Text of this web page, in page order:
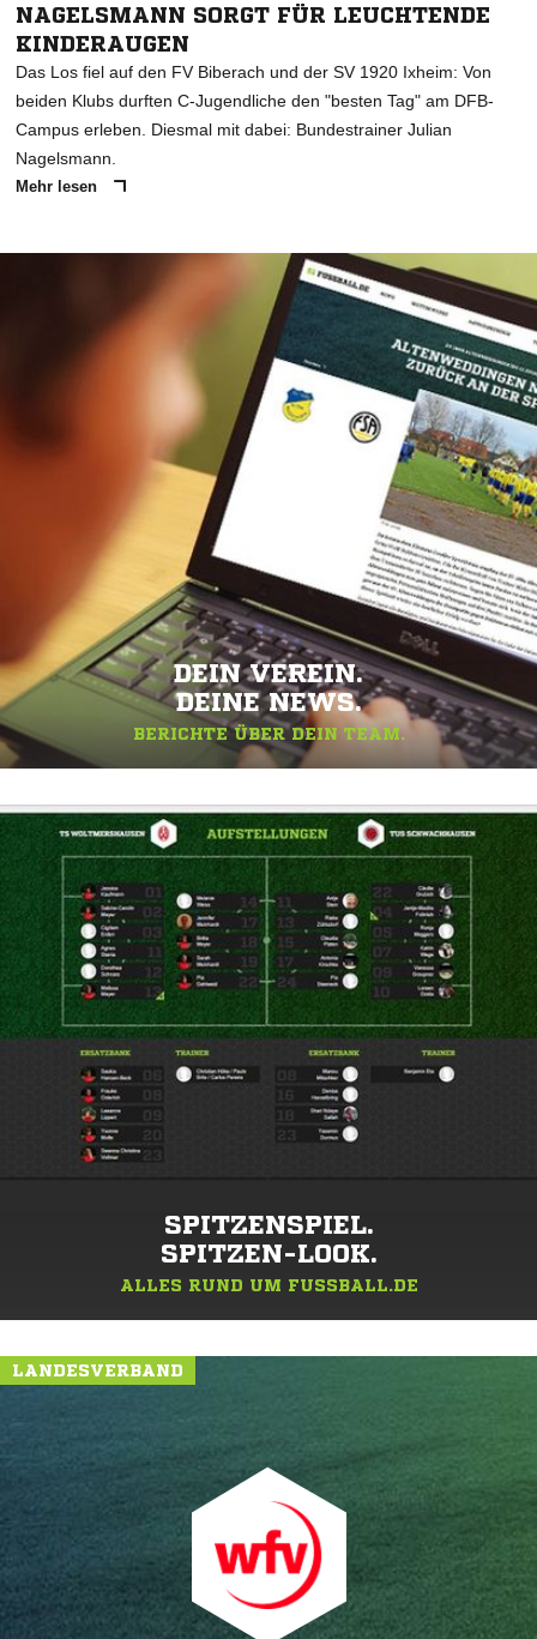
NAGELSMANN SORGT FÜR LEUCHTENDE
KINDERAUGEN
Das Los fiel auf den FV Biberach und der SV 1920 Ixheim: Von
beiden Klubs durften C-Jugendliche den "besten Tag" am DFB-
Campus erleben. Diesmal mit dabei: Bundestrainer Julian
Nagelsmann.
Mehr lesen
DEIN VEREIN.
DEINE NEWS.
BERICHTE ÜBER DEIN TEAM.
SPITZENSPIEL.
SPITZEN-LOOK.
ALLES RUND UM FUSSBALL.DE
LANDESVERBAND